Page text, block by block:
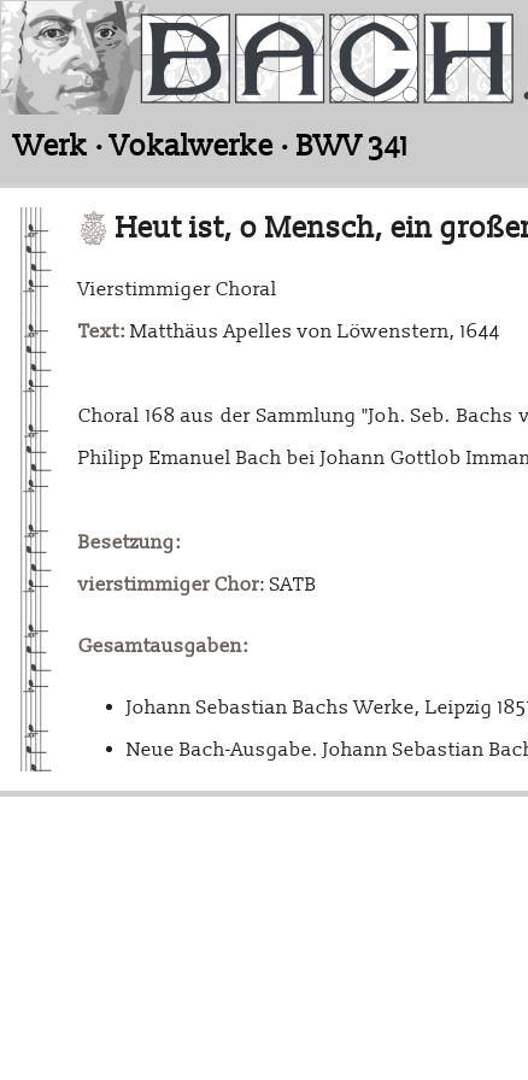
Werk · Vokalwerke · BWV 341
Heut ist, o Mensch, ein
Vierstimmiger Choral
Text: Matthäus Apelles von Löwenstern, 1644
Choral 168 aus der Sammlung "Joh. Seb.
Philipp Emanuel Bach bei Johann Gottlob
Besetzung:
vierstimmiger Chor: SATB
Gesamtausgaben:
Johann Sebastian Bachs Werke, Leipzig
Neue Bach-Ausgabe. Johann Sebastian